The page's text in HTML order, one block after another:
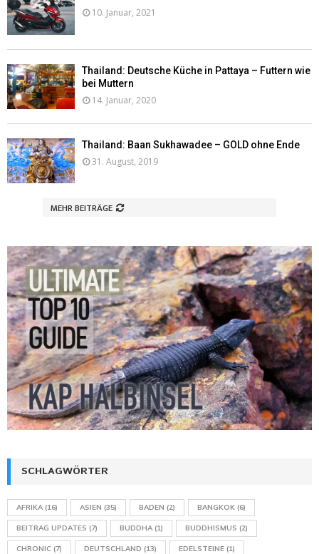
10. Januar, 2021
Thailand: Deutsche Küche in Pattaya – Futtern wie
bei Muttern
14. Januar, 2020
Thailand: Baan Sukhawadee – GOLD ohne Ende
31. August, 2019
MEHR BEITRÄGE
SCHLAGWÖRTER
AFRIKA(16) ASIEN (35) BADEN (2) BANGKOK (6)
BEITRAG UPDATES (7) BUDDHA(1) BUDDHISMUS (2)
CHRONIC (7) DEUTSCHLAND (13) EDELSTEINE (1)